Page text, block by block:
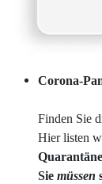
Corona-
Finden Sie
Hier listen
Sie müssen